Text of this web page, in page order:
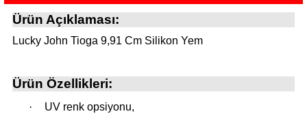
Malzemeleri
Minder)
Ürün Açıklaması:
Lucky John Tioga 9,91 Cm Silikon Yem
Ürün Özellikleri:
·
UV renk opsiyonu,